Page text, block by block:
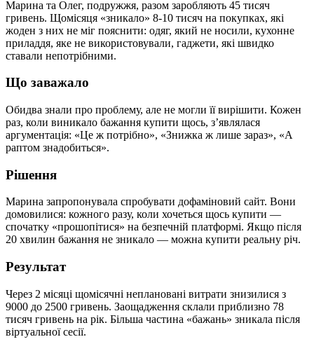
Марина та Олег, подружжя, разом заробляють 45 тисяч
гривень. Щомісяця «зникало» 8-10 тисяч на покупках, які
жоден з них не міг пояснити: одяг, який не носили, кухонне
приладдя, яке не використовували, гаджети, які швидко
ставали непотрібними.
Що заважало
Обидва знали про проблему, але не могли її вирішити. Кожен
раз, коли виникало бажання купити щось, з’являлася
аргументація: «Це ж потрібно», «Знижка ж лише зараз», «А
раптом знадобиться».
Рішення
Марина запропонувала спробувати дофаміновий сайт. Вони
домовилися: кожного разу, коли хочеться щось купити —
спочатку «прошопітися» на безпечній платформі. Якщо після
20 хвилин бажання не зникало — можна купити реальну річ.
Результат
Через 2 місяці щомісячні неплановані витрати знизилися з
9000 до 2500 гривень. Заощадження склали приблизно 78
тисяч гривень на рік. Більша частина «бажань» зникала після
віртуальної сесії.